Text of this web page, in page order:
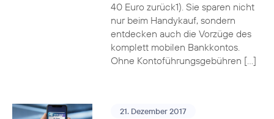
40 Euro zurück1). Sie sparen nicht
nur beim Handykauf, sondern
entdecken auch die Vorzüge des
komplett mobilen Bankkontos.
Ohne Kontoführungsgebühren […]
21. Dezember 2017